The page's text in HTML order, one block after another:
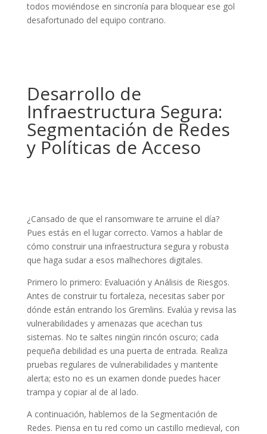
todos moviéndose en sincronía para bloquear ese gol
desafortunado del equipo contrario.
Desarrollo de
Infraestructura Segura:
Segmentación de Redes
y Políticas de Acceso
¿Cansado de que el ransomware te arruine el día?
Pues estás en el lugar correcto. Vamos a hablar de
cómo construir una infraestructura segura y robusta
que haga sudar a esos malhechores digitales.
Primero lo primero: Evaluación y Análisis de Riesgos.
Antes de construir tu fortaleza, necesitas saber por
dónde están entrando los Gremlins. Evalúa y revisa las
vulnerabilidades y amenazas que acechan tus
sistemas. No te saltes ningún rincón oscuro; cada
pequeña debilidad es una puerta de entrada. Realiza
pruebas regulares de vulnerabilidades y mantente
alerta; esto no es un examen donde puedes hacer
trampa y copiar al de al lado.
A continuación, hablemos de la Segmentación de
Redes. Piensa en tu red como un castillo medieval, con